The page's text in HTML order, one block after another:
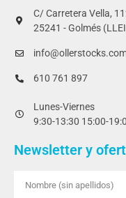
C/ Carretera Vella,
25241 - Golmés
610 761 897
Lunes-Viernes
9:30-13:30 15:00-
Newsletter y